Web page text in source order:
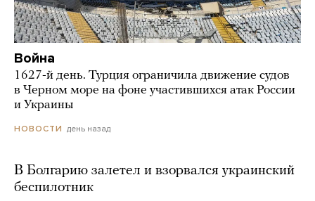
Война
1627-й день. Турция ограничила движение судов
в Черном море на фоне участившихся атак России
и Украины
НОВОСТИ день назад
В Болгарию залетел и взорвался украинский
беспилотник